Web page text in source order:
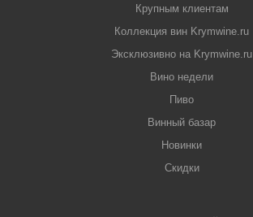
Крупным клиентам
Коллекция вин Krymwine.ru
Эксклюзивно на Krymwine.ru
Вино недели
Пиво
Винный базар
Новинки
Скидки